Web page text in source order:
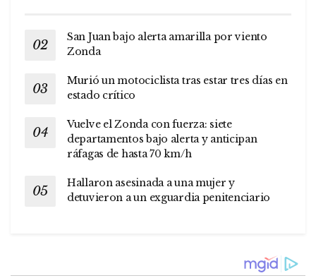
San Juan bajo alerta amarilla por viento
Zonda
Murió un motociclista tras estar tres días en
estado crítico
Vuelve el Zonda con fuerza: siete
departamentos bajo alerta y anticipan
ráfagas de hasta 70 km/h
Hallaron asesinada a una mujer y
detuvieron a un exguardia penitenciario